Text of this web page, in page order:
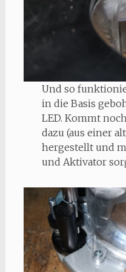
Und so
in die Basis
LED. Kommt
dazu (aus einer
hergestellt und
und Aktivator